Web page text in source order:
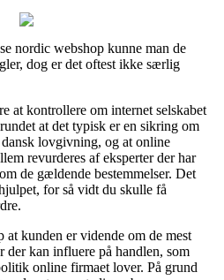
nordic webshop kunne man de
dog er det oftest ikke særlig
at kontrollere om internet selskabet
at det typisk er en sikring om
lovgivning, og at online
revurderes af eksperter der har
de gældende bestemmelser. Det
for så vidt du skulle få
kunden er vidende om de mest
der kan influere på handlen, som
online firmaet lover. På grund